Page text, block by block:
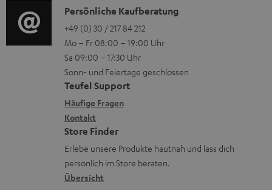
l
a
d
e
n
e
n
z
u
r
G
a
r
a
n
g
e
r
ä
t
e
R
ü
c
k
i
o
-
L
e
x
i
k
o
n
K
o
n
t
a
k
t
d
a
t
Persönliche Kaufberatung
+49 (0) 30 / 217 84 212
Mo – Fr 08:00 – 19:00 Uhr
Sa 09:00 – 17:30 Uhr
Sonn- und Feiertage geschlossen
Teufel Support
Häufige Fragen
Kontakt
Store Finder
Erlebe unsere Produkte hautnah und lass dich
persönlich im Store beraten.
Übersicht